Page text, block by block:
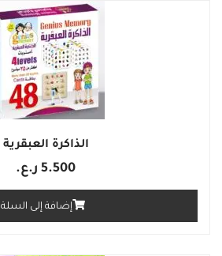
الذاكرة العبقرية
5.500 ر.ع.
إضافة إلى السلة